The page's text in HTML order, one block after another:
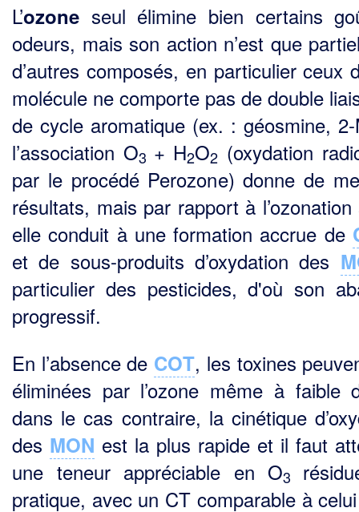
L’ozone seul élimine bien certains
odeurs, mais son action n’est que
d’autres composés, en particulier ceux
molécule ne comporte pas de double
de cycle aromatique (ex. : géosmine,
l’association O3 + H2O2 (oxydation
par le procédé Perozone) donne de
résultats, mais par rapport à l’ozonation
elle conduit à une formation accrue de
et de sous-produits d’oxydation des
particulier des pesticides, d'où son
progressif.
En l’absence de COT, les toxines
éliminées par l’ozone même à faible
dans le cas contraire, la cinétique
des MON est la plus rapide et il faut
une teneur appréciable en O3
pratique, avec un CT comparable à celui